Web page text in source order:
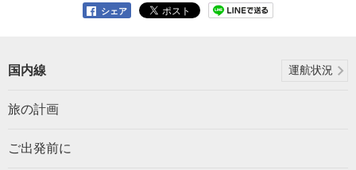
シェア
国内線 運航状況
旅の計画
ご出発前に